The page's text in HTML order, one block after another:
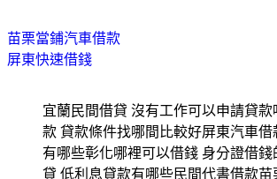
苗栗當鋪汽車借款
屏東快速借錢
宜蘭民間借貸 沒有工作可以申請貸
款 貸款條件找哪間比較好屏東汽車
有哪些彰化哪裡可以借錢 身分證借
貸 低利息貸款有哪些民間代書借款